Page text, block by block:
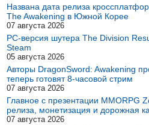
Названа дата релиза
The Awakening в Южной Корее
07 августа 2026
PC-версия шутера The Division
Steam
05 августа 2026
Авторы DragonSword: Awakening
теперь готовят 8-часовой стрим
07 августа 2026
Главное с презентации MMORPG
релиза, монетизация и дорожная
07 августа 2026